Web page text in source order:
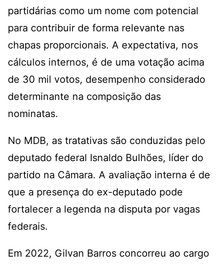
partidárias como um nome com potencial
para contribuir de forma relevante nas
chapas proporcionais. A expectativa, nos
cálculos internos, é de uma votação acima
de 30 mil votos, desempenho considerado
determinante na composição das
nominatas.
No MDB, as tratativas são conduzidas pelo
deputado federal Isnaldo Bulhões, líder do
partido na Câmara. A avaliação interna é de
que a presença do ex-deputado pode
fortalecer a legenda na disputa por vagas
federais.
Em 2022, Gilvan Barros concorreu ao cargo